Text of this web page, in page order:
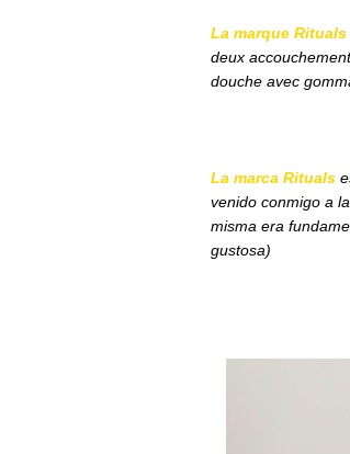
La marque Rituals
deux
douche avec
La marca Rituals
venido conmigo a
misma era
gustosa)